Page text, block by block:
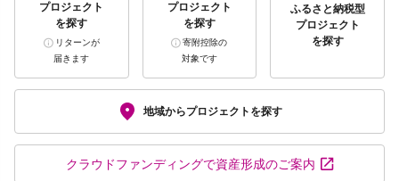
プロジェクト
を探す
リターンが
届きます
プロジェクト
を探す
寄附控除の
対象です
ふるさと納税型
プロジェクト
を探す
地域からプロジェクトを探す
クラウドファンディングで資産形成のご案内